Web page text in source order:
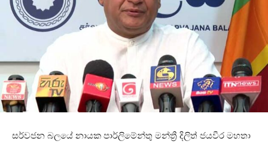
සර්වජන බලයේ නායක පාර්ලිමේන්තු මන්ත්‍රී දිලිත් ජයවීර මහතා